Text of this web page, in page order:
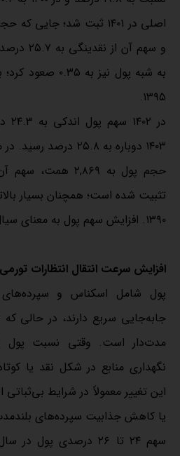
و سهم
به شبه‌ پول نیز
۱۳۹۵.
تثبیت شده است؛ همچنان بسیار
۱۳۹۰. افزایش سهم پول به معنای سیال‌تر شدن نقدینگی است.
افزایش سرعت انتقال انتظارات تورمی
پول شامل اسکناس و
جابه‌جایی سریع دارند، در حالی
مدت‌دار است. وقتی نسبت پول
نگهداری منابع در شکل نقد یا
این تغییر معمولاً در شرایط بی‌ثباتی
یا کاهش جذابیت سپرده‌های
سهم ۲۴ تا ۲۶ درصدی